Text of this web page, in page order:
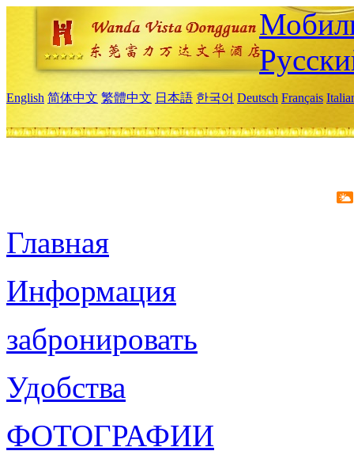
English 简体中文 繁體中文 日本語 한국어 Deutsch Français
Главная
Информация
забронировать
Удобства
ФОТОГРАФИИ